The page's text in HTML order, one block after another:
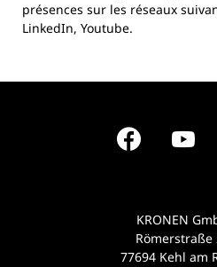
présences sur les réseaux
LinkedIn, Youtube.
Facebook
KRONEN
Römerstraße
77694 Kehl am